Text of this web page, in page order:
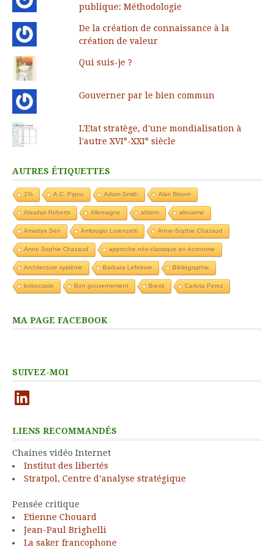
publique: Méthodologie
De la création de connaissance à la
création de valeur
Qui suis-je ?
Gouverner par le bien commun
L'Etat stratège, d'une mondialisation à
l'autre XVI°-XXI° siècle
AUTRES ÉTIQUETTES
1% A.C. Pigou Adam Smith Alan Bloom
Alasdair Roberts Allemagne alstom altruisme
Amartya Sen Ambrogio Lorenzetti Anne-Sophie Chazaud
Anne Sophie Chazaud approche néo-classique en économie
Architecture système Barbara Lefebvre Bibliographie
bobocratie Bon gouvernement Brexit Carlota Perez
MA PAGE FACEBOOK
SUIVEZ-MOI
LinkedIn
LIENS RECOMMANDÉS
Chaines vidéo Internet
Institut des libertés
Stratpol, Centre d’analyse stratégique
Pensée critique
Etienne Chouard
Jean-Paul Brighelli
La saker francophone